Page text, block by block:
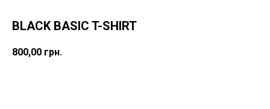
BLACK BASIC T-SHIRT
800,00 грн.